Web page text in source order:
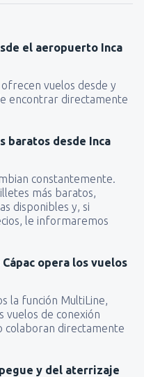
el aeropuerto Inca
vuelos desde y
encontrar directamente
baratos desde Inca
constantemente.
más baratos,
disponibles y, si
le informaremos
opera los vuelos
la función MultiLine,
vuelos de conexión
colaboran directamente
y del aterrizaje